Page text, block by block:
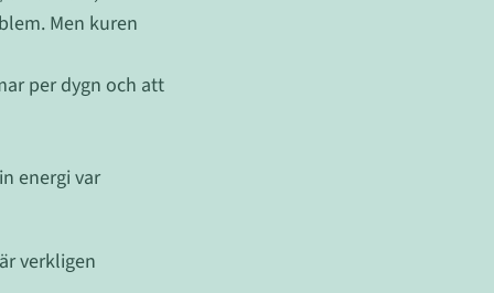
Men kuren
per dygn och att
energi var
verkligen